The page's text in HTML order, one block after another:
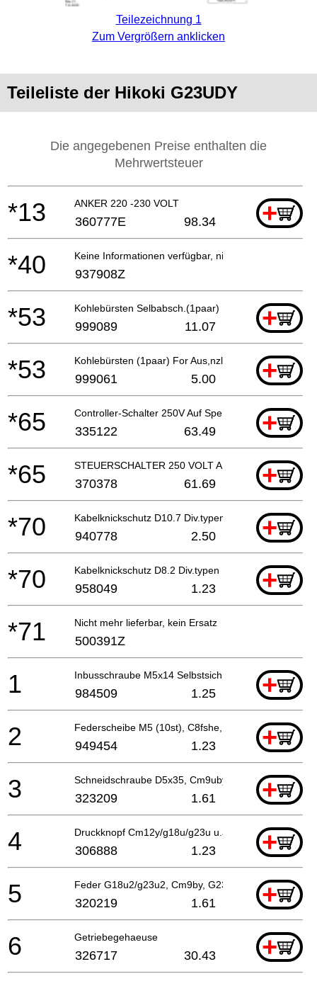
Teilezeichnung 1
Zum Vergrößern anklicken
Teileliste der Hikoki G23UDY
Die angegebenen Preise enthalten die
Mehrwertsteuer
ANKER 220 -230 VOLT +
*13 360777E 98.34
Keine Informationen verfügbar, nicht bestellbar
*40 937908Z
Kohlebürsten Selbabsch.(1paar) +
*53 999089 11.07
Kohlebürsten (1paar) For Aus,nzl,gbr,nor,swe,den,
+
*53 999061 5.00
Controller-Schalter 250V Auf Sperrtyp +
*65 335122 63.49
STEUERSCHALTER 250 VOLT AUS/SPERREN
+
*65 370378 61.69
Kabelknickschutz D10.7 Div.typen, Cm9by, H41mb, G
+
*70 940778 2.50
Kabelknickschutz D8.2 Div.typen H41mb, G23ss
+
*70 958049 1.23
Nicht mehr lieferbar, kein Ersatz
*71 500391Z
Inbusschraube M5x14 Selbstsich., Cm9uby+
1 984509 1.25
Federscheibe M5 (10st), C8fshe, C8fse +
2 949454 1.23
Schneidschraube D5x35, Cm9uby, G23ss+
3 323209 1.61
Druckknopf Cm12y/g18u/g23u u.a G18u2/g23u2,
+
4 306888 1.23
Feder G18u2/g23u2, Cm9by, G23ss +
5 320219 1.61
Getriebegehaeuse +
6 326717 30.43